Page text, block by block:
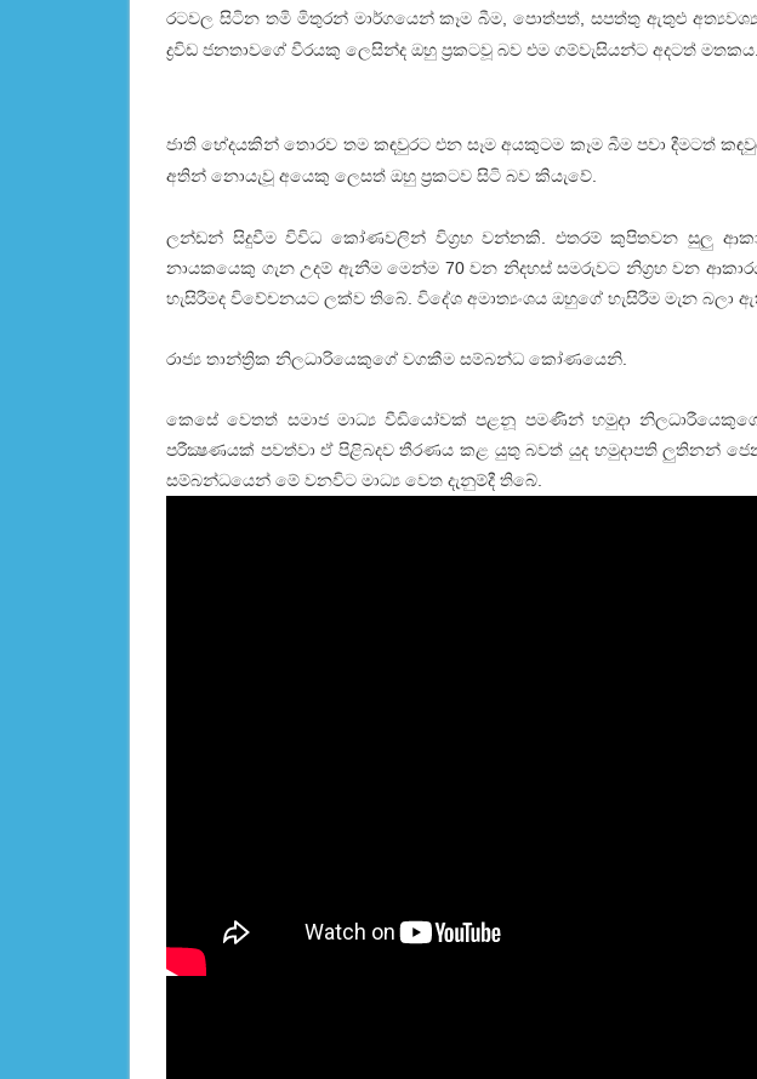
රටවල සිටින තමි මිතුරන් මාර්ගයෙන් කෑම බීම, පොත්පත්, සපත්තු ඇතුළු අත්‍යවශ්‍ය
ද්‍රවිඩ ජනතාවගේ වීරයකු ලෙසින්ද ඔහු ප්‍රකටවූ බව එම ගම්වැසියන්ට අදටත් මතකය.
ජාති භේදයකින් තොරව තම කඳවුරට එන සෑම අයකුටම කෑම බීම පවා දීමටත්
අතින් නොයැවූ අයෙකු ලෙසත් ඔහු ප්‍රකටව සිටි බව කියැවේ.
ලන්ඩන් සිදුවීම විවිධ කෝණවලින් විග්‍රහ වන්නකි. එතරම් කුපිතවන සුලු
නායකයෙකු ගැන උදම් ඇනීම මෙන්ම 70 වන නිදහස් සමරුවට නිග්‍රහ වන
හැසිරීමද විවේචනයට ලක්ව තිබේ. විදේශ අමාත්‍යංශය ඔහුගේ හැසිරීම මැන බලා
රාජ්‍ය තාන්ත්‍රික නිලධාරියෙකුගේ වගකීම සම්බන්ධ කෝණයෙනි.
කෙසේ වෙතත් සමාජ මාධ්‍ය වීඩියෝවක් පළනූ පමණින් හමුදා
පරීක්‍ෂණයක් පවත්වා ඒ පිළිබදව තීරණය කළ යුතු බවත් යුද හමුදාපති ලුතිනන්
සම්බන්ධයෙන් මේ වනවිට මාධ්‍ය වෙත දැනුම්දී තිබේ.